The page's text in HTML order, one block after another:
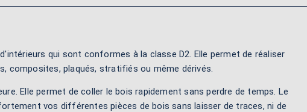
qui sont conformes à la classe D2. Elle permet de réaliser
composites, plaqués, stratifiés ou même dérivés.
Elle permet de coller le bois rapidement sans perdre de temps. Le
vos différentes pièces de bois sans laisser de traces, ni de